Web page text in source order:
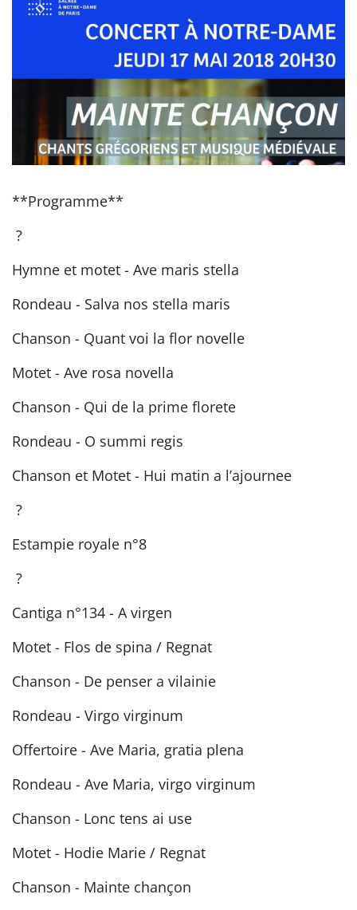
**Programme**
?
Hymne et motet - Ave maris stella
Rondeau - Salva nos stella maris
Chanson - Quant voi la flor novelle
Motet - Ave rosa novella
Chanson - Qui de la prime florete
Rondeau - O summi regis
Chanson et Motet - Hui matin a l’ajournee
?
Estampie royale n°8
?
Cantiga n°134 - A virgen
Motet - Flos de spina / Regnat
Chanson - De penser a vilainie
Rondeau - Virgo virginum
Offertoire - Ave Maria, gratia plena
Rondeau - Ave Maria, virgo virginum
Chanson - Lonc tens ai use
Motet - Hodie Marie / Regnat
Chanson - Mainte chançon